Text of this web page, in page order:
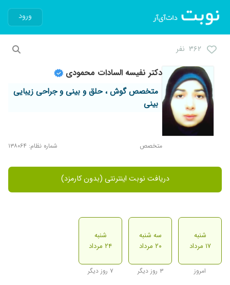
ورود
۳۶۲ نفر
دکتر نفیسه السادات محمودی
متخصص گوش ، حلق و بینی و جراحی زیبایی
بینی
متخصص شماره نظام: ۱۳۸۰۶۴
دریافت نوبت اینترنتی (بدون کارمزد)
شنبه
۱۷ مرداد
امروز
سه شنبه
۲۰ مرداد
۳ روز دیگر
شنبه
۲۴ مرداد
۷ روز دیگر